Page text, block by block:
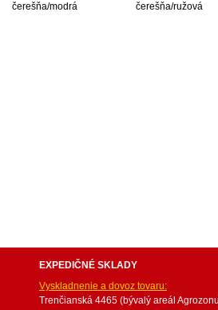
čerešňa/modrá
čerešňa/ružová
EXPEDIČNÉ SKLADY
Vyskladnenie a dovoz tovaru:
Trenčianská 4465 (bývalý areál